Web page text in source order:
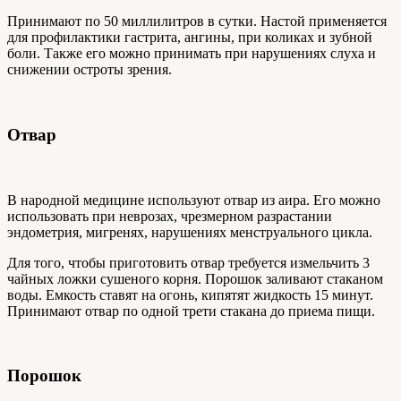
Принимают по 50 миллилитров в сутки. Настой применяется
для профилактики гастрита, ангины, при коликах и зубной
боли. Также его можно принимать при нарушениях слуха и
снижении остроты зрения.
Отвар
В народной медицине используют отвар из аира. Его можно
использовать при неврозах, чрезмерном разрастании
эндометрия, мигренях, нарушениях менструального цикла.
Для того, чтобы приготовить отвар требуется измельчить 3
чайных ложки сушеного корня. Порошок заливают стаканом
воды. Емкость ставят на огонь, кипятят жидкость 15 минут.
Принимают отвар по одной трети стакана до приема пищи.
Порошок